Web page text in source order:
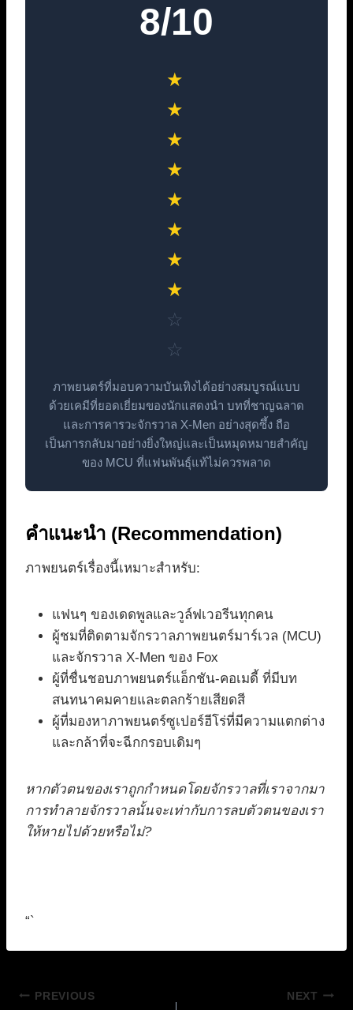
8/10
★
★
★
★
★
★
★
★
☆
☆
ภาพยนตร์ที่มอบความบันเทิงได้อย่างสมบูรณ์แบบ
ด้วยเคมีที่ยอดเยี่ยมของนักแสดงนำ บทที่ชาญฉลาด
และการคารวะจักรวาล X-Men อย่างสุดซึ้ง ถือ
เป็นการกลับมาอย่างยิ่งใหญ่และเป็นหมุดหมายสำคัญ
ของ MCU ที่แฟนพันธุ์แท้ไม่ควรพลาด
คำแนะนำ (Recommendation)
ภาพยนตร์เรื่องนี้เหมาะสำหรับ:
แฟนๆ ของเดดพูลและวูล์ฟเวอรีนทุกคน
ผู้ชมที่ติดตามจักรวาลภาพยนตร์มาร์เวล (MCU)
และจักรวาล X-Men ของ Fox
ผู้ที่ชื่นชอบภาพยนตร์แอ็กชัน-คอเมดี้ ที่มีบท
สนทนาคมคายและตลกร้ายเสียดสี
ผู้ที่มองหาภาพยนตร์ซูเปอร์ฮีโร่ที่มีความแตกต่าง
และกล้าที่จะฉีกกรอบเดิมๆ
หากตัวตนของเราถูกกำหนดโดยจักรวาลที่เราจากมา
การทำลายจักรวาลนั้นจะเท่ากับการลบตัวตนของเรา
ให้หายไปด้วยหรือไม่?
“`
แนะแนว
PREVIOUS NEXT